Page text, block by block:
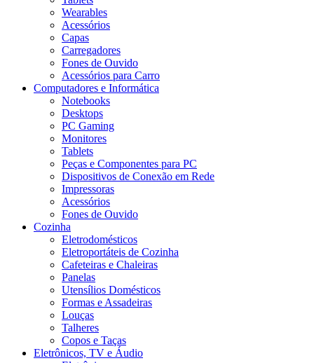
Wearables
Acessórios
Capas
Carregadores
Fones de Ouvido
Acessórios para Carro
Computadores e Informática
Notebooks
Desktops
PC Gaming
Monitores
Tablets
Peças e Componentes para PC
Dispositivos de Conexão em Rede
Impressoras
Acessórios
Fones de Ouvido
Cozinha
Eletrodomésticos
Eletroportáteis de Cozinha
Cafeteiras e Chaleiras
Panelas
Utensílios Domésticos
Formas e Assadeiras
Louças
Talheres
Copos e Taças
Eletrônicos, TV e Áudio